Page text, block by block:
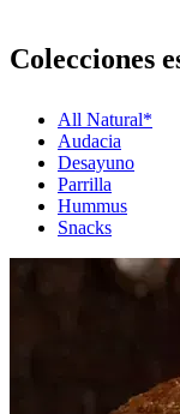
Colecciones
All Natural*
Audacia
Desayuno
Parrilla
Hummus
Snacks